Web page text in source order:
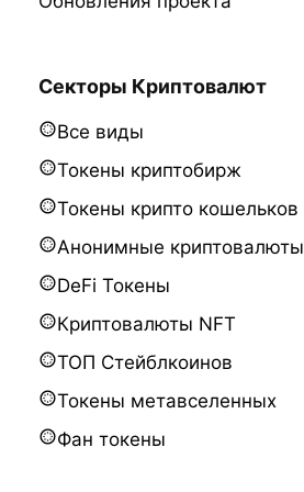
Секторы Криптовалют
Все виды
Токены криптобирж
Токены крипто кошельков
Анонимные криптовалюты
DeFi Токены
Криптовалюты NFT
ТОП Стейблкоинов
Токены метавселенных
Фан токены